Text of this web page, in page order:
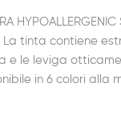
La tinta contiene
e le leviga
in 6 colori alla